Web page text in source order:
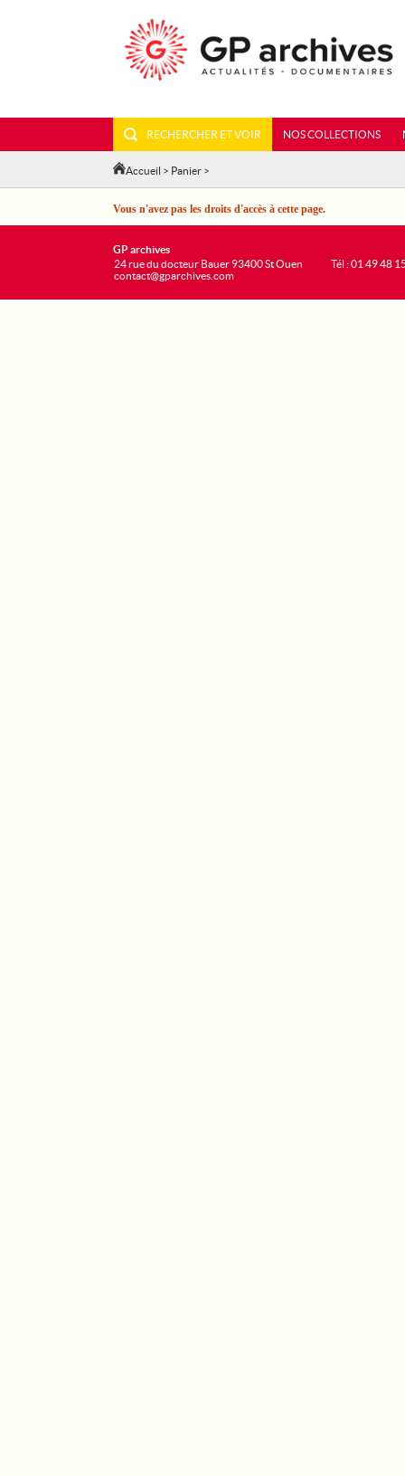
RECHERCHER ET VOIR NOS COLLECTIONS
Accueil > Panier >
Vous n'avez pas les droits d'accès à cette page.
GP archives
24 rue du docteur Bauer 93400 St Ouen
contact@gparchives.com
Tél : 01 49 48